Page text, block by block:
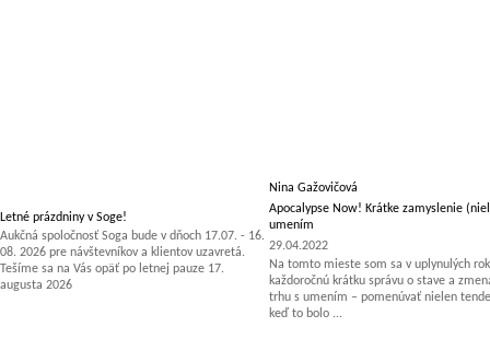
Letné prázdniny v Soge!
Aukčná spoločnosť Soga bude v dňoch 17.07. - 16.
08. 2026 pre návštevníkov a klientov uzavretá.
Tešíme sa na Vás opäť po letnej pauze 17.
augusta 2026
Nina Gažovičová
Apocalypse Now! Krátke zamyslenie
umením
29.04.2022
Na tomto mieste som sa v uplynulých
každoročnú krátku správu o stave a
trhu s umením – pomenúvať nielen
keď to bolo ...